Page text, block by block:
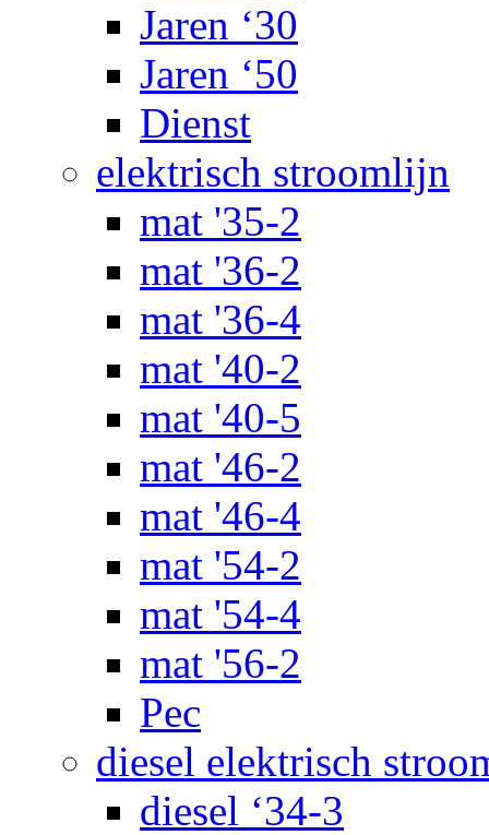
Jaren ‘30
Jaren ‘50
Dienst
elektrisch stroomlijn
mat '35-2
mat '36-2
mat '36-4
mat '40-2
mat '40-5
mat '46-2
mat '46-4
mat '54-2
mat '54-4
mat '56-2
Pec
diesel elektrisch
diesel ‘34-3